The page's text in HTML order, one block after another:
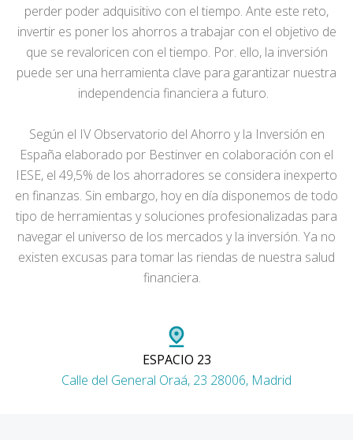
perder poder adquisitivo con el tiempo. Ante este reto,
invertir es poner los ahorros a trabajar con el objetivo de
que se revaloricen con el tiempo. Por. ello, la inversión
puede ser una herramienta clave para garantizar nuestra
independencia financiera a futuro.
Según el IV Observatorio del Ahorro y la Inversión en
España elaborado por Bestinver en colaboración con el
IESE, el 49,5% de los ahorradores se considera inexperto
en finanzas. Sin embargo, hoy en día disponemos de todo
tipo de herramientas y soluciones profesionalizadas para
navegar el universo de los mercados y la inversión. Ya no
existen excusas para tomar las riendas de nuestra salud
financiera.
ESPACIO 23
Calle del General Oraá, 23 28006, Madrid